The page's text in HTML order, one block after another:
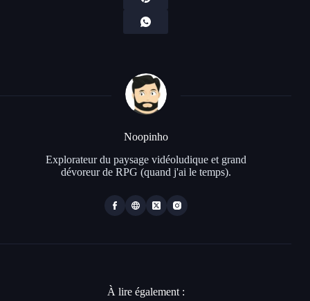
Noopinho
Explorateur du paysage vidéoludique et grand
dévoreur de RPG (quand j'ai le temps).
À lire également :